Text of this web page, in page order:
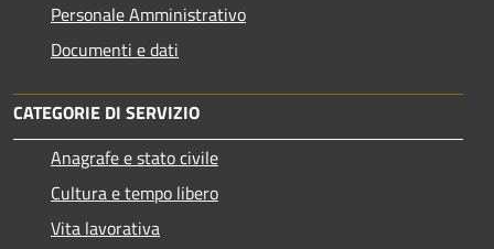
Personale Amministrativo
Documenti e dati
CATEGORIE DI SERVIZIO
Anagrafe e stato civile
Cultura e tempo libero
Vita lavorativa